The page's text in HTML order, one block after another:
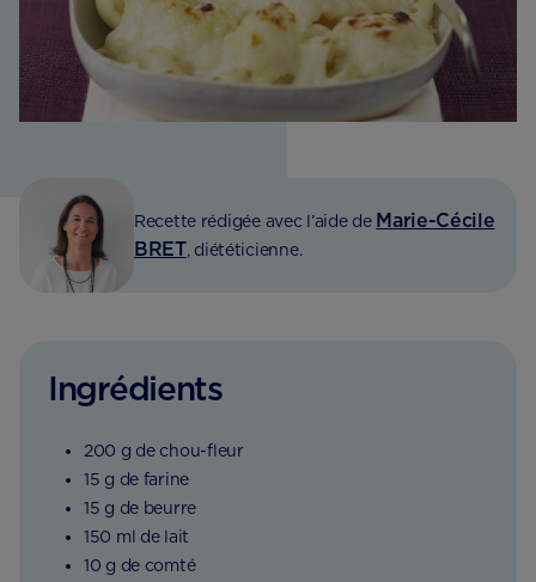
Recette rédigée avec l’aide de Marie-Cécile
BRET, diététicienne.
Ingrédients
200 g de chou-fleur
15 g de farine
15 g de beurre
150 ml de lait
10 g de comté